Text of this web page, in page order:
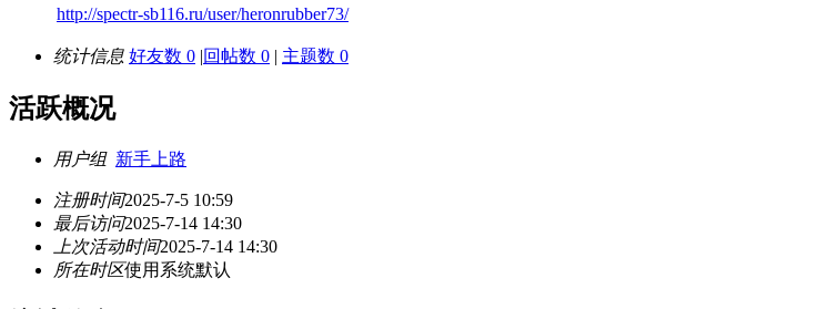
http://spectr-sb116.ru/user/heronrubber73/
统计信息 好友数 0 |回帖数 0 | 主题数 0
活跃概况
用户组 新手上路
注册时间2025-7-5 10:59
最后访问2025-7-14 14:30
上次活动时间2025-7-14 14:30
所在时区使用系统默认